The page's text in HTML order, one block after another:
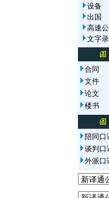
设备
出国
高速
文字
合同
文件
论文
楼书
陪同口
谈判口
外派口